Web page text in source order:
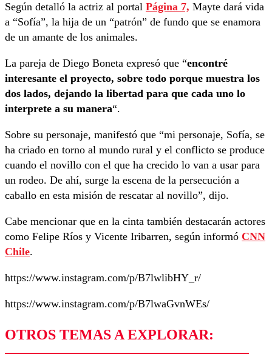
Según detalló la actriz al portal Página 7, Mayte dará vida
a “Sofía”, la hija de un “patrón” de fundo que se enamora
de un amante de los animales.
La pareja de Diego Boneta expresó que “encontré
interesante el proyecto, sobre todo porque muestra los
dos lados, dejando la libertad para que cada uno lo
interprete a su manera“.
Sobre su personaje, manifestó que “mi personaje, Sofía, se
ha criado en torno al mundo rural y el conflicto se produce
cuando el novillo con el que ha crecido lo van a usar para
un rodeo. De ahí, surge la escena de la persecución a
caballo en esta misión de rescatar al novillo”, dijo.
Cabe mencionar que en la cinta también destacarán actores
como Felipe Ríos y Vicente Iribarren, según informó CNN
Chile.
https://www.instagram.com/p/B7lwlibHY_r/
https://www.instagram.com/p/B7lwaGvnWEs/
OTROS TEMAS A EXPLORAR: